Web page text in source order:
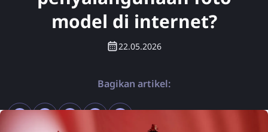
model di internet?
22.05.2026
Bagikan artikel: